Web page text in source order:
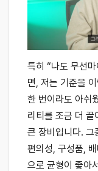
특히 “나도 무선
면, 저는 기준을
한 번이라도 아쉬
리티를 조금 더 끌
큰 장비입니다. 그
편의성, 구성품,
으로 균형이 좋아